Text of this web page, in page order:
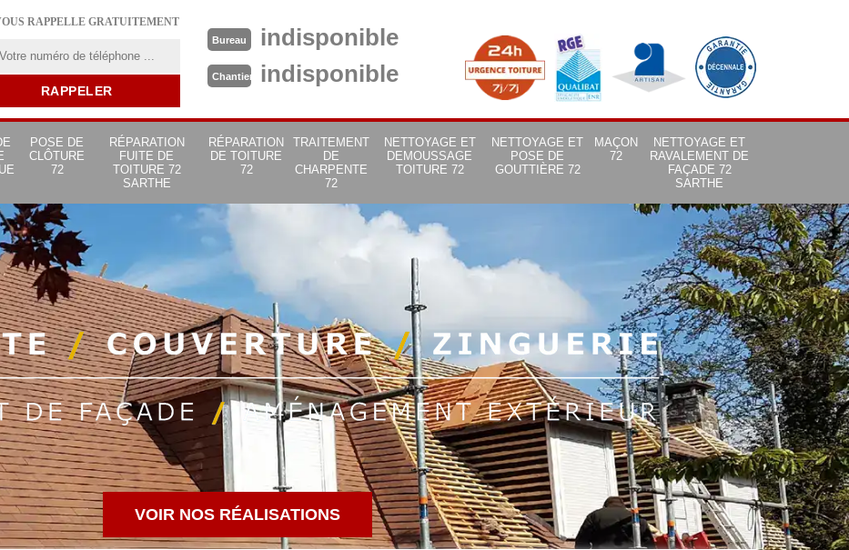
RAPPELLE GRATUITEMENT
Bureau indisponible
Chantier indisponible
POSE DE
CLÔTURE
72
RÉPARATION
FUITE DE
TOITURE 72
SARTHE
RÉPARATION
DE TOITURE
72
TRAITEMENT
DE
CHARPENTE
72
NETTOYAGE ET
DEMOUSSAGE
TOITURE 72
NETTOYAGE ET
POSE DE
GOUTTIÈRE 72
MAÇON
72
NETTOYAGE ET
RAVALEMENT DE
FAÇADE 72
SARTHE
VOIR NOS RÉALISATIONS